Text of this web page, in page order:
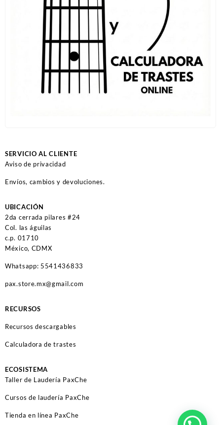
SERVICIO AL CLIENTE
Aviso de privacidad
Envíos, cambios y devoluciones.
UBICACIÓN
2da cerrada pilares #24
Col. las águilas
c.p. 01710
México, CDMX
Whatsapp: 5541436833
pax.store.mx@gmail.com
RECURSOS
Recursos descargables
Calculadora de trastes
ECOSISTEMA
Taller de Laudería PaxChe
Cursos de laudería PaxChe
Tienda en línea PaxChe